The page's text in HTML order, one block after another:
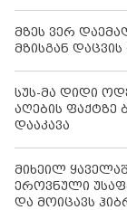
მზეს ვერ
მზისგან
სუს-მა დიდი
აღების ფაქტზე
დააკავა
მიხეილ
ეროვნული
და მოიცავს